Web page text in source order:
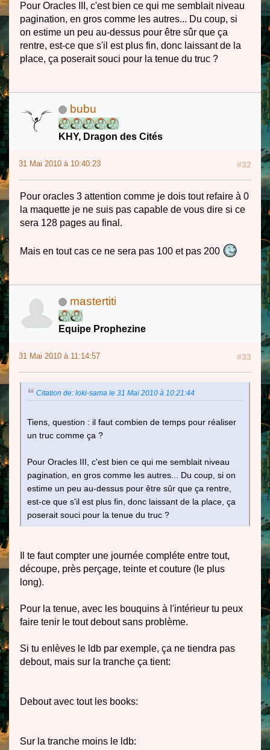
Pour Oracles III, c'est bien ce qui me semblait niveau
pagination, en gros comme les autres... Du coup, si
on estime un peu au-dessus pour être sûr que ça
rentre, est-ce que s'il est plus fin, donc laissant de la
place, ça poserait souci pour la tenue du truc ?
bubu
KHY, Dragon des Cités
31 Mai 2010 à 10:40:23 #32
Pour oracles 3 attention comme je dois tout refaire à 0
la maquette je ne suis pas capable de vous dire si ce
sera 128 pages au final.
Mais en tout cas ce ne sera pas 100 et pas 200
mastertiti
Equipe Prophezine
31 Mai 2010 à 11:14:57 #33
Citation de: loki-sama le 31 Mai 2010 à 10:21:44
Tiens, question : il faut combien de temps pour réaliser
un truc comme ça ?
Pour Oracles III, c'est bien ce qui me semblait niveau
pagination, en gros comme les autres... Du coup, si on
estime un peu au-dessus pour être sûr que ça rentre,
est-ce que s'il est plus fin, donc laissant de la place, ça
poserait souci pour la tenue du truc ?
Il te faut compter une journée compléte entre tout,
découpe, près perçage, teinte et couture (le plus
long).
Pour la tenue, avec les bouquins à l'intérieur tu peux
faire tenir le tout debout sans problème.
Si tu enlèves le ldb par exemple, ça ne tiendra pas
debout, mais sur la tranche ça tient:
Debout avec tout les books:
Sur la tranche moins le ldb: